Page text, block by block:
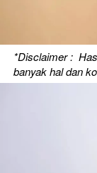
*Disclaimer :
banyak hal dan